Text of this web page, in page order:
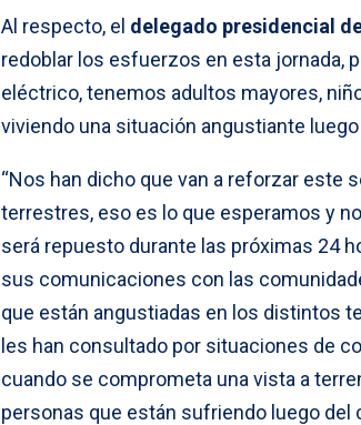
Al respecto, el delegado presidencial
redoblar los esfuerzos en esta jornada,
eléctrico, tenemos adultos mayores,
viviendo una situación angustiante
“Nos han dicho que van a reforzar este
terrestres, eso es lo que esperamos y
será repuesto durante las próximas 24
sus comunicaciones con las
que están angustiadas en los distintos
les han consultado por situaciones de
cuando se comprometa una vista a
personas que están sufriendo luego del